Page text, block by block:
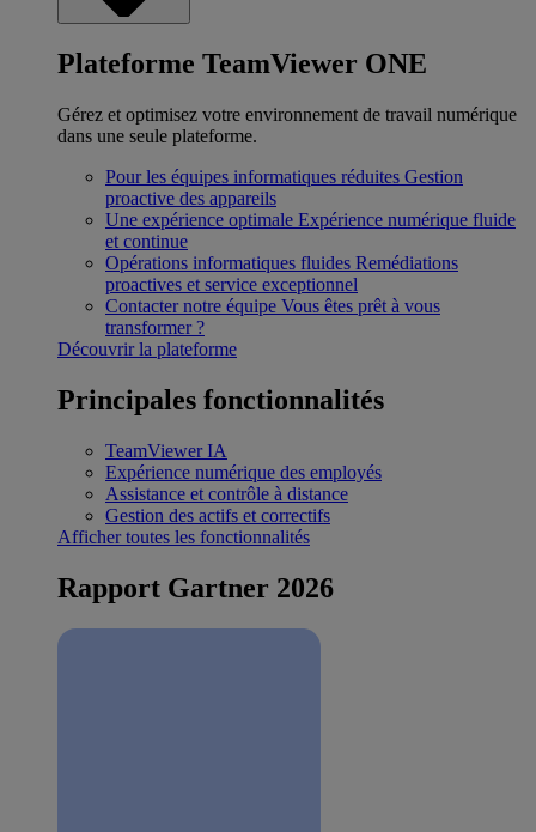
Plateforme TeamViewer ONE
Gérez et optimisez votre environnement de travail numérique
dans une seule plateforme.
Pour les équipes informatiques réduites Gestion
proactive des appareils
Une expérience optimale Expérience numérique fluide
et continue
Opérations informatiques fluides Remédiations
proactives et service exceptionnel
Contacter notre équipe Vous êtes prêt à vous
transformer ?
Découvrir la plateforme
Principales fonctionnalités
TeamViewer IA
Expérience numérique des employés
Assistance et contrôle à distance
Gestion des actifs et correctifs
Afficher toutes les fonctionnalités
Rapport Gartner 2026